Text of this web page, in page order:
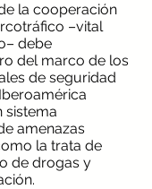
la cooperación
–vital
debe
del marco de los
de seguridad
sistema
amenazas
la trata de
de drogas y